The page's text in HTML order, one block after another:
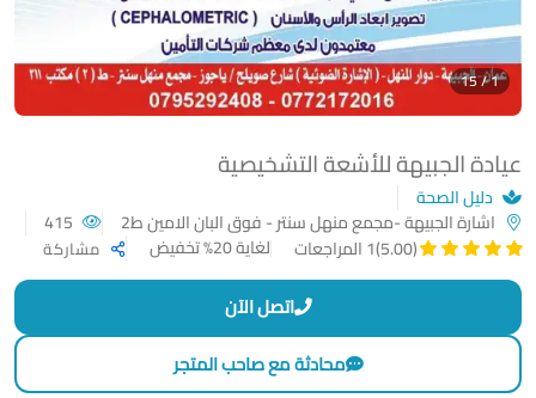
عيادة الجبيهة للأشعة التشخيصية
دليل الصحة
اشارة الجبيهة -مجمع منهل سنتر - فوق البان الامين ط2
(5.00)
1 المراجعات لغاية 20% تخفيض مشاركة
1 / 15
اتصل الآن
محادثة مع صاحب المتجر